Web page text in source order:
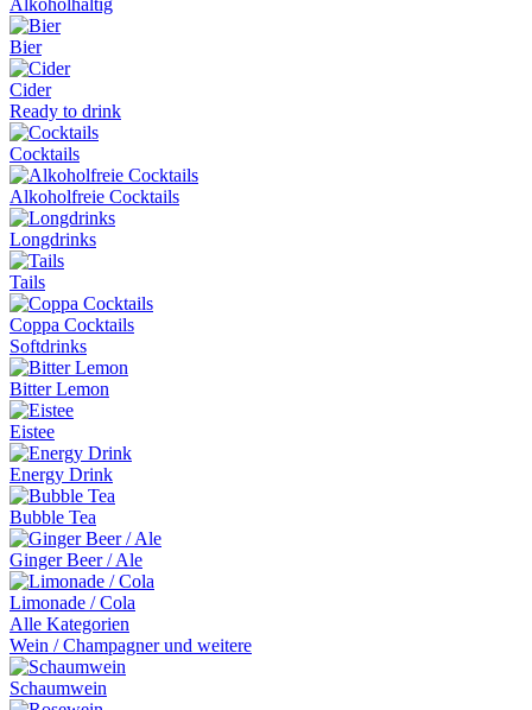
Alkoholhaltig
Bier
Cider
Ready to drink
Cocktails
Alkoholfreie Cocktails
Longdrinks
Tails
Coppa Cocktails
Softdrinks
Bitter Lemon
Eistee
Energy Drink
Bubble Tea
Ginger Beer / Ale
Limonade / Cola
Alle Kategorien
Wein / Champagner und weitere
Schaumwein